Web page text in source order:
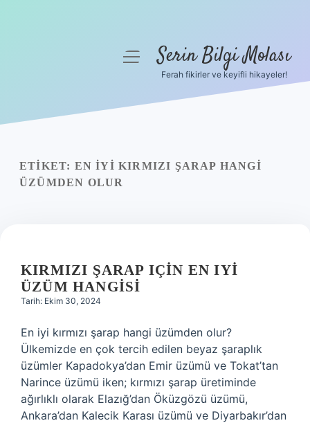
Yasal Uyarı
menüyüSerin Bilgi Molası
Ferah fikirler ve keyifli hikayeler!
ETIKET: EN IYI KIRMIZI ŞARAP HANGI
ÜZÜMDEN OLUR
KIRMIZI ŞARAP IÇIN EN IYI
ÜZÜM HANGISI
Tarih: Ekim 30, 2024
En iyi kırmızı şarap hangi üzümden olur?
Ülkemizde en çok tercih edilen beyaz şaraplık
üzümler Kapadokya’dan Emir üzümü ve Tokat’tan
Narince üzümü iken; kırmızı şarap üretiminde
ağırlıklı olarak Elazığ’dan Öküzgözü üzümü,
Ankara’dan Kalecik Karası üzümü ve Diyarbakır’dan